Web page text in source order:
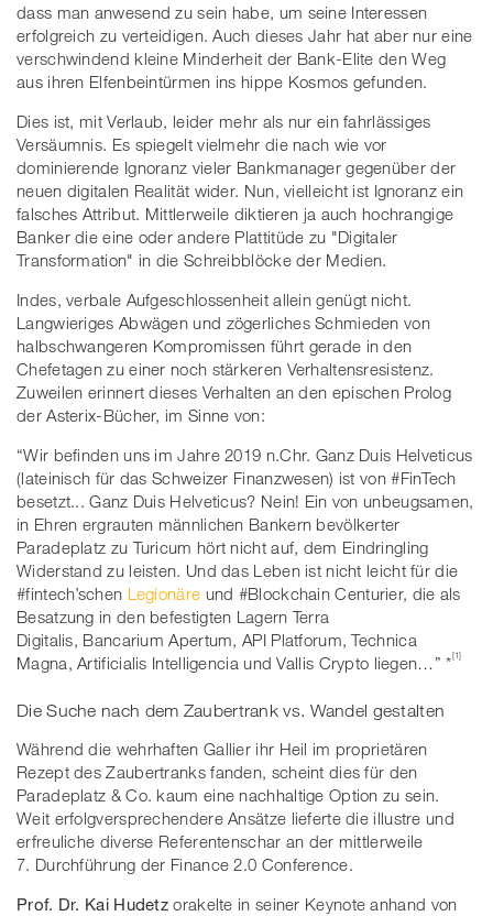
dass man anwesend zu sein habe, um seine Interessen
erfolgreich zu verteidigen. Auch dieses Jahr hat aber nur eine
verschwindend kleine Minderheit der Bank-Elite den Weg
aus ihren Elfenbeintürmen ins hippe Kosmos gefunden.
Dies ist, mit Verlaub, leider mehr als nur ein fahrlässiges
Versäumnis. Es spiegelt vielmehr die nach wie vor
dominierende Ignoranz vieler Bankmanager gegenüber der
neuen digitalen Realität wider. Nun, vielleicht ist Ignoranz ein
falsches Attribut. Mittlerweile diktieren ja auch hochrangige
Banker die eine oder andere Plattitüde zu "Digitaler
Transformation" in die Schreibblöcke der Medien.
Indes, verbale Aufgeschlossenheit allein genügt nicht.
Langwieriges Abwägen und zögerliches Schmieden von
halbschwangeren Kompromissen führt gerade in den
Chefetagen zu einer noch stärkeren Verhaltensresistenz.
Zuweilen erinnert dieses Verhalten an den epischen Prolog
der Asterix-Bücher, im Sinne von:
“Wir befinden uns im Jahre 2019 n.Chr. Ganz Duis Helveticus
(lateinisch für das Schweizer Finanzwesen) ist von #FinTech
besetzt... Ganz Duis Helveticus? Nein! Ein von unbeugsamen,
in Ehren ergrauten männlichen Bankern bevölkerter
Paradeplatz zu Turicum hört nicht auf, dem Eindringling
Widerstand zu leisten. Und das Leben ist nicht leicht für die
#fintech’schen Legionäre und #Blockchain Centurier, die als
Besatzung in den befestigten Lagern Terra
Digitalis, Bancarium Apertum, API Platforum, Technica
Magna, Artificialis Intelligencia und Vallis Crypto liegen…” *[1]
Die Suche nach dem Zaubertrank vs. Wandel gestalten
Während die wehrhaften Gallier ihr Heil im proprietären
Rezept des Zaubertranks fanden, scheint dies für den
Paradeplatz & Co. kaum eine nachhaltige Option zu sein.
Weit erfolgversprechendere Ansätze lieferte die illustre und
erfreuliche diverse Referentenschar an der mittlerweile
7. Durchführung der Finance 2.0 Conference.
Prof. Dr. Kai Hudetz orakelte in seiner Keynote anhand von